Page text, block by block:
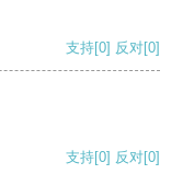
支持[0] 反对[0]
支持[0] 反对[0]